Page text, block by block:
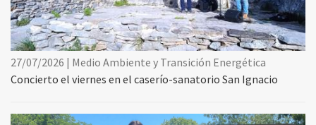
27/07/2026 | Medio Ambiente y Transición Energética
Concierto el viernes en el caserío-sanatorio San Ignacio